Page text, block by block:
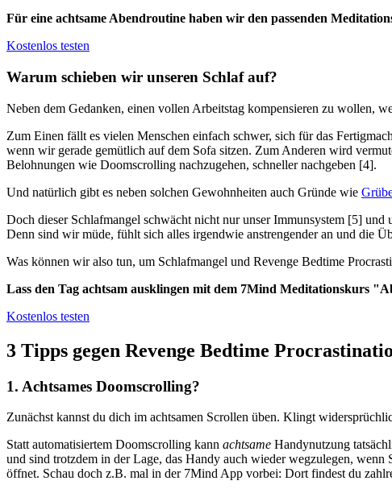
Für eine achtsame Abendroutine haben wir den passenden
Kostenlos testen
Warum schieben wir unseren Schlaf auf?
Neben dem Gedanken, einen vollen Arbeitstag kompensieren zu wollen,
Zum Einen fällt es vielen Menschen einfach schwer, sich für das
wenn wir gerade gemütlich auf dem Sofa sitzen. Zum Anderen wird
Belohnungen wie Doomscrolling nachzugehen, schneller nachgeben [4].
Und natürlich gibt es neben solchen Gewohnheiten auch Gründe wie
Doch dieser Schlafmangel schwächt nicht nur unser Immunsystem [5] und
Denn sind wir müde, fühlt sich alles irgendwie anstrengender an und die
Was können wir also tun, um Schlafmangel und Revenge Bedtime
Lass den Tag achtsam ausklingen mit dem 7Mind Meditationskurs
Kostenlos testen
3 Tipps gegen Revenge Bedtime
1. Achtsames Doomscrolling?
Zunächst kannst du dich im achtsamen Scrollen üben. Klingt
Statt automatisiertem Doomscrolling kann achtsame Handynutzung
und sind trotzdem in der Lage, das Handy auch wieder wegzulegen,
öffnet. Schau doch z.B. mal in der 7Mind App vorbei: Dort findest du